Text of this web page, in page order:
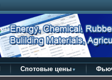
Спотовые цены ▼